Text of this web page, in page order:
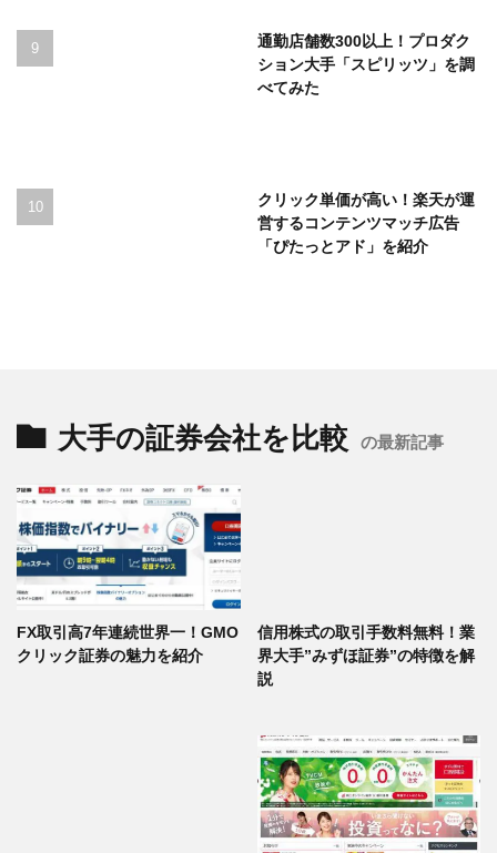
通勤店舗数300以上！プロダク
ション大手「スピリッツ」を調
べてみた
クリック単価が高い！楽天が運
営するコンテンツマッチ広告
「ぴたっとアド」を紹介
大手の証券会社を比較 の最新記事
FX取引高7年連続世界一！GMO
クリック証券の魅力を紹介
信用株式の取引手数料無料！業
界大手”みずほ証券”の特徴を解
説